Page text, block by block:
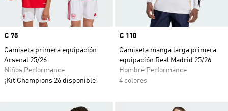
Precio
€ 75
Camiseta primera equipación
Arsenal 25/26
Niños Performance
¡Kit Champions 26 disponible!
Precio
€ 110
Camiseta manga larga primera
equipación Real Madrid 25/26
Hombre Performance
4 colores